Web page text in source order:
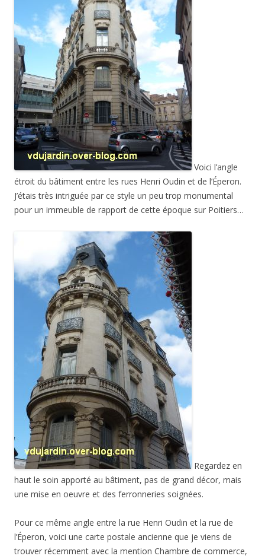
Voici l’angle
étroit du bâtiment entre les rues Henri Oudin et de l’Éperon.
J’étais très intriguée par ce style un peu trop monumental
pour un immeuble de rapport de cette époque sur Poitiers…
Regardez en
haut le soin apporté au bâtiment, pas de grand décor, mais
une mise en oeuvre et des ferronneries soignées.
Pour ce même angle entre la rue Henri Oudin et la rue de
l’Éperon, voici une carte postale ancienne que je viens de
trouver récemment avec la mention Chambre de commerce,